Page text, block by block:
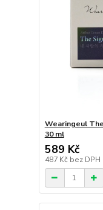
Wearingeul
30 ml
589 Kč
487 Kč bez DPH